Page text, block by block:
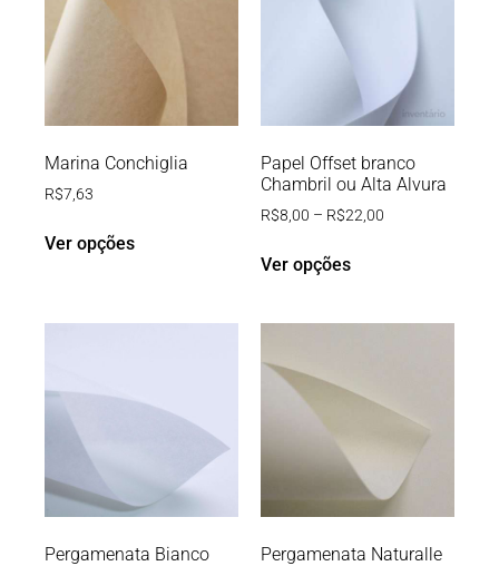
Marina Conchiglia
R$7,63
Ver opções
Papel Offset branco
Chambril ou Alta Alvura
R$8,00 – R$22,00
Ver opções
Pergamenata Bianco Pergamenata Naturalle